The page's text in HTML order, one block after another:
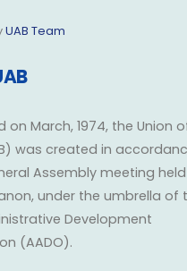
UAB Team
on March, 1974, the Union
was created in
Assembly meeting
under the umbrella of
Development
(AADO).